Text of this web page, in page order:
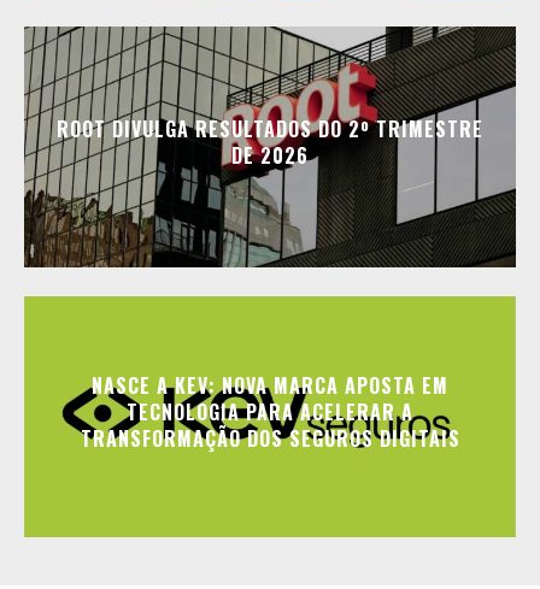
ROOT DIVULGA RESULTADOS DO 2º TRIMESTRE
DE 2026
NASCE A KEV: NOVA MARCA APOSTA EM
TECNOLOGIA PARA ACELERAR A
TRANSFORMAÇÃO DOS SEGUROS DIGITAIS